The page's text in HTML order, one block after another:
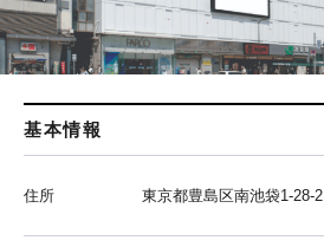
基本情報
住所 東京都豊島区南池袋1-28-2